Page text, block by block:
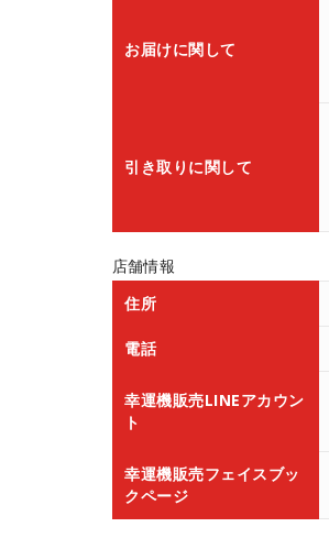
お届けに関して
引き取りに関して
店舗情報
住所
電話
幸運機販売LINEアカウン
ト
幸運機販売フェイスブッ
クページ